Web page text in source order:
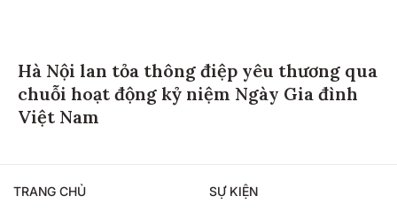
Hà Nội lan tỏa thông điệp yêu thương qua
chuỗi hoạt động kỷ niệm Ngày Gia đình
Việt Nam
TRANG CHỦ SỰ KIỆN